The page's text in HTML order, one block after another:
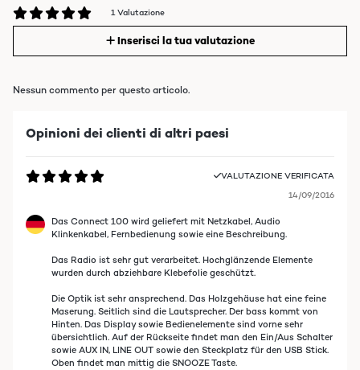
1 Valutazione
Inserisci la tua valutazione
Nessun commento per questo articolo.
Opinioni dei clienti di altri paesi
VALUTAZIONE VERIFICATA
14/09/2016
Das Connect 100 wird geliefert mit Netzkabel, Audio
Klinkenkabel, Fernbedienung sowie eine Beschreibung.
Das Radio ist sehr gut verarbeitet. Hochglänzende Elemente
wurden durch abziehbare Klebefolie geschützt.
Die Optik ist sehr ansprechend. Das Holzgehäuse hat eine feine
Maserung. Seitlich sind die Lautsprecher. Der bass kommt von
Hinten. Das Display sowie Bedienelemente sind vorne sehr
übersichtlich. Auf der Rückseite findet man den Ein/Aus Schalter
sowie AUX IN, LINE OUT sowie den Steckplatz für den USB Stick.
Oben findet man mittig die SNOOZE Taste.